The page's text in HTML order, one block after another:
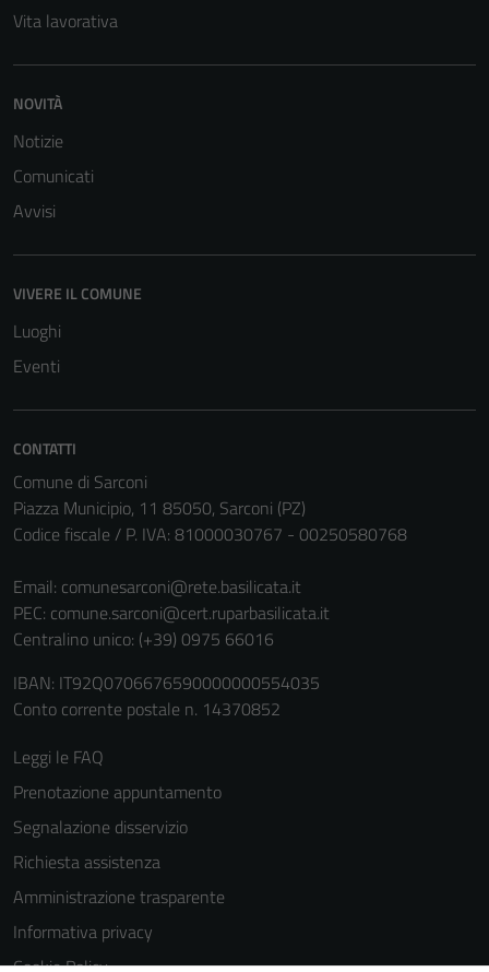
Vita lavorativa
NOVITÀ
Notizie
Comunicati
Avvisi
VIVERE IL COMUNE
Luoghi
Eventi
CONTATTI
Comune di Sarconi
Piazza Municipio, 11 85050, Sarconi (PZ)
Codice fiscale / P. IVA: 81000030767 - 00250580768
Email: comunesarconi@rete.basilicata.it
PEC: comune.sarconi@cert.ruparbasilicata.it
Centralino unico: (+39) 0975 66016
IBAN: IT92Q0706676590000000554035
Conto corrente postale n. 14370852
Leggi le FAQ
Prenotazione appuntamento
Segnalazione disservizio
Richiesta assistenza
Amministrazione trasparente
Informativa privacy
Cookie Policy